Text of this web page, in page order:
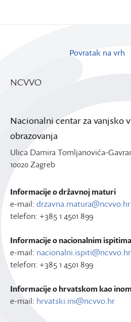
Povratak na vrh
NCVVO
Nacionalni centar za vanjsko
obrazovanja
Ulica Damira Tomljanovića-
10020 Zagreb
Informacije o državnoj maturi
e-mail: drzavna.matura@ncvvo.hr
telefon: +385 1 4501 899
Informacije o nacionalnim ispitima
e-mail: nacionalni.ispiti@ncvvo.hr
telefon: +385 1 4501 899
Informacije o hrvatskom kao
e-mail: hrvatski.ini@ncvvo.hr